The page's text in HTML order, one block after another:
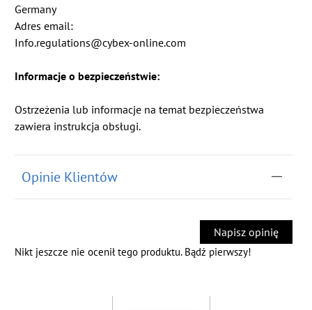
Germany
Adres email:
Info.regulations@cybex-online.com
Informacje o bezpieczeństwie:
Ostrzeżenia lub informacje na temat bezpieczeństwa
zawiera instrukcja obsługi.
Opinie Klientów
Napisz opinię
Nikt jeszcze nie ocenił tego produktu. Bądź pierwszy!